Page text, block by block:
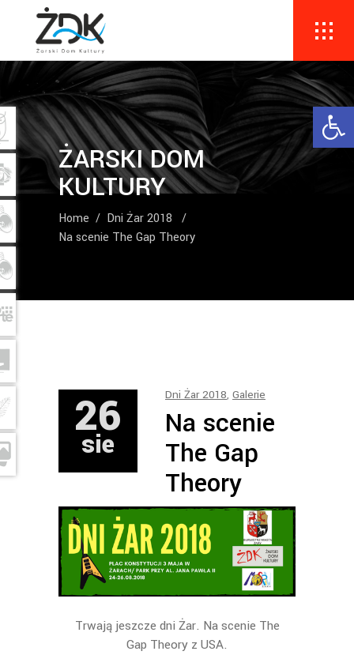
ŻARSKI DOM
KULTURY
Home / Dni Żar 2018
/
Na scenie The Gap Theory
26
sie
Dni Żar 2018, Galerie
Na scenie
The Gap
Theory
Trwają jeszcze dni Żar. Na scenie The
Gap Theory z USA.